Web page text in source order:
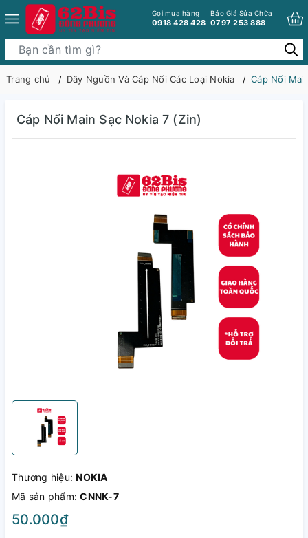
Gọi mua hàng
0918 428 428
Báo Giá Sửa Chữa
0797 253 888
Trang chủ Dây Nguồn Và Cáp Nối Các Loại Nokia Cáp Nối
Cáp Nối Main Sạc Nokia 7 (Zin)
Thương hiệu:NOKIA
Mã sản phẩm:CNNK-7
50.000₫